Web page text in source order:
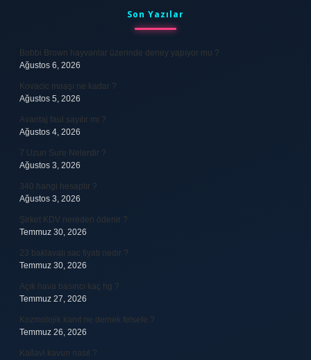
Son Yazılar
Bobbi Brown hayvanlar üzerinde deney yapıyor mu ?
Ağustos 6, 2026
Kovacic maaşı ne kadar ?
Ağustos 5, 2026
Avantaj faul sayılır mı ?
Ağustos 4, 2026
7 Uzun Sure Nelerdir ?
Ağustos 3, 2026
340 hangi hesaptır ?
Ağustos 3, 2026
Şirket KDV nereden ödenir ?
Temmuz 30, 2026
23 baklavalı sac fiyatı nedir ?
Temmuz 30, 2026
Açık hava basıncı kaç hg ?
Temmuz 27, 2026
Kozmolojik kanıt ne demek felsefe ?
Temmuz 26, 2026
Kallavi kavun nasıl ?